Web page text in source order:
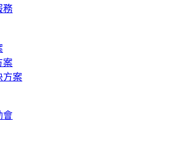
務
案
方案
會